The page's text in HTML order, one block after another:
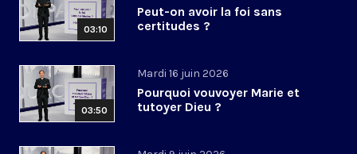
03:10
Peut-on avoir la foi sans
certitudes ?
03:50
Mardi 16 juin 2026
Pourquoi vouvoyer Marie et
tutoyer Dieu ?